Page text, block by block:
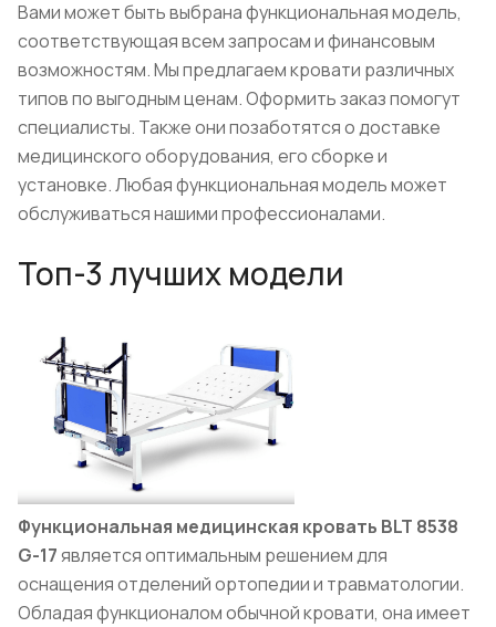
Вами может быть выбрана функциональная модель,
соответствующая всем запросам и финансовым
возможностям. Мы предлагаем кровати различных
типов по выгодным ценам. Оформить заказ помогут
специалисты. Также они позаботятся о доставке
медицинского оборудования, его сборке и
установке. Любая функциональная модель может
обслуживаться нашими профессионалами.
Топ-3 лучших модели
Функциональная медицинская кровать BLT 8538
G-17является оптимальным решением для
оснащения отделений ортопедии и травматологии.
Обладая функционалом обычной кровати, она имеет